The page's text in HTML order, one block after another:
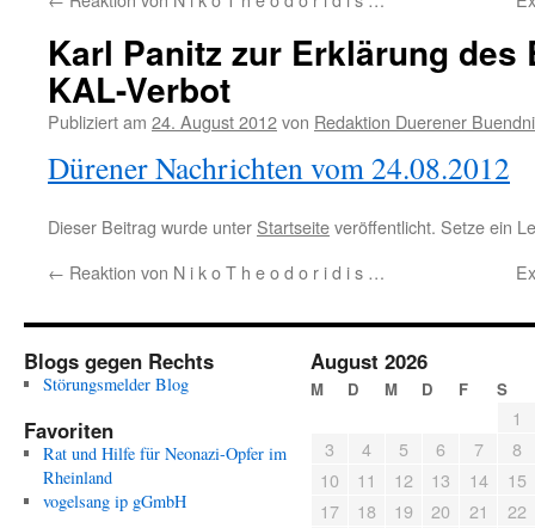
Karl Panitz zur Erklärung des
KAL-Verbot
Publiziert am 24. August 2012von Redaktion Duerener
Dürener Nachrichten vom 24.08.2012
Dieser Beitrag wurde unter Startseiteveröffentlicht. Setze ein
← Reaktion von N i k o T h e o d o r i d i s …
Blogs gegen Rechts
Störungsmelder Blog
Favoriten
Rat und Hilfe für Neonazi-Opfer im
Rheinland
vogelsang ip gGmbH
August 2026
M D M D F S
1
3
4 5 6 7
8
10
11 12 13 14
15
17
18 19 20 21
22